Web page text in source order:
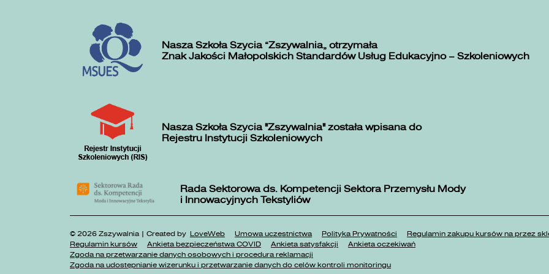
Nasza Szkoła Szycia „Zszywalnia” otrzymała
Znak Jakości Małopolskich Standardów Usług Edukacyjno – Szkoleniowych
Nasza Szkoła Szycia "Zszywalnia" została wpisana do
Rejestru Instytucji Szkoleniowych
Rada Sektorowa ds. Kompetencji Sektora Przemysłu Mody
i Innowacyjnych Tekstyliów
© 2026 Zszywalnia | Created by LoveWeb Umowa uczestnictwa Polityka Prywatności
Regulamin zakupu kursów na przez
Regulamin kursów
Ankieta bezpieczeństwa COVID Ankieta satysfakcji
Ankieta oczekiwań
Zgoda na przetwarzanie danych osobowych i procedura reklamacji
Zgoda na udostępnianie wizerunku i przetwarzanie danych do celów kontroli monitoringu